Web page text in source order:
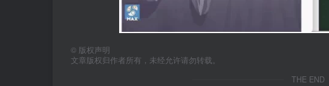
© 版权声明
文章版权归作者所有，未经允许请勿转载。
THE END